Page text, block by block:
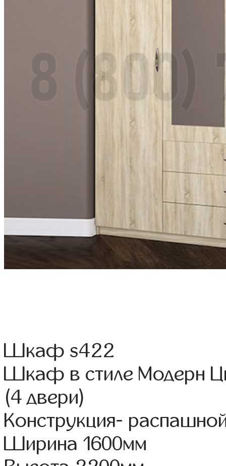
Шкаф s422
Шкаф в стиле Модерн
(4 двери)
Конструкция-
Ширина 1600мм